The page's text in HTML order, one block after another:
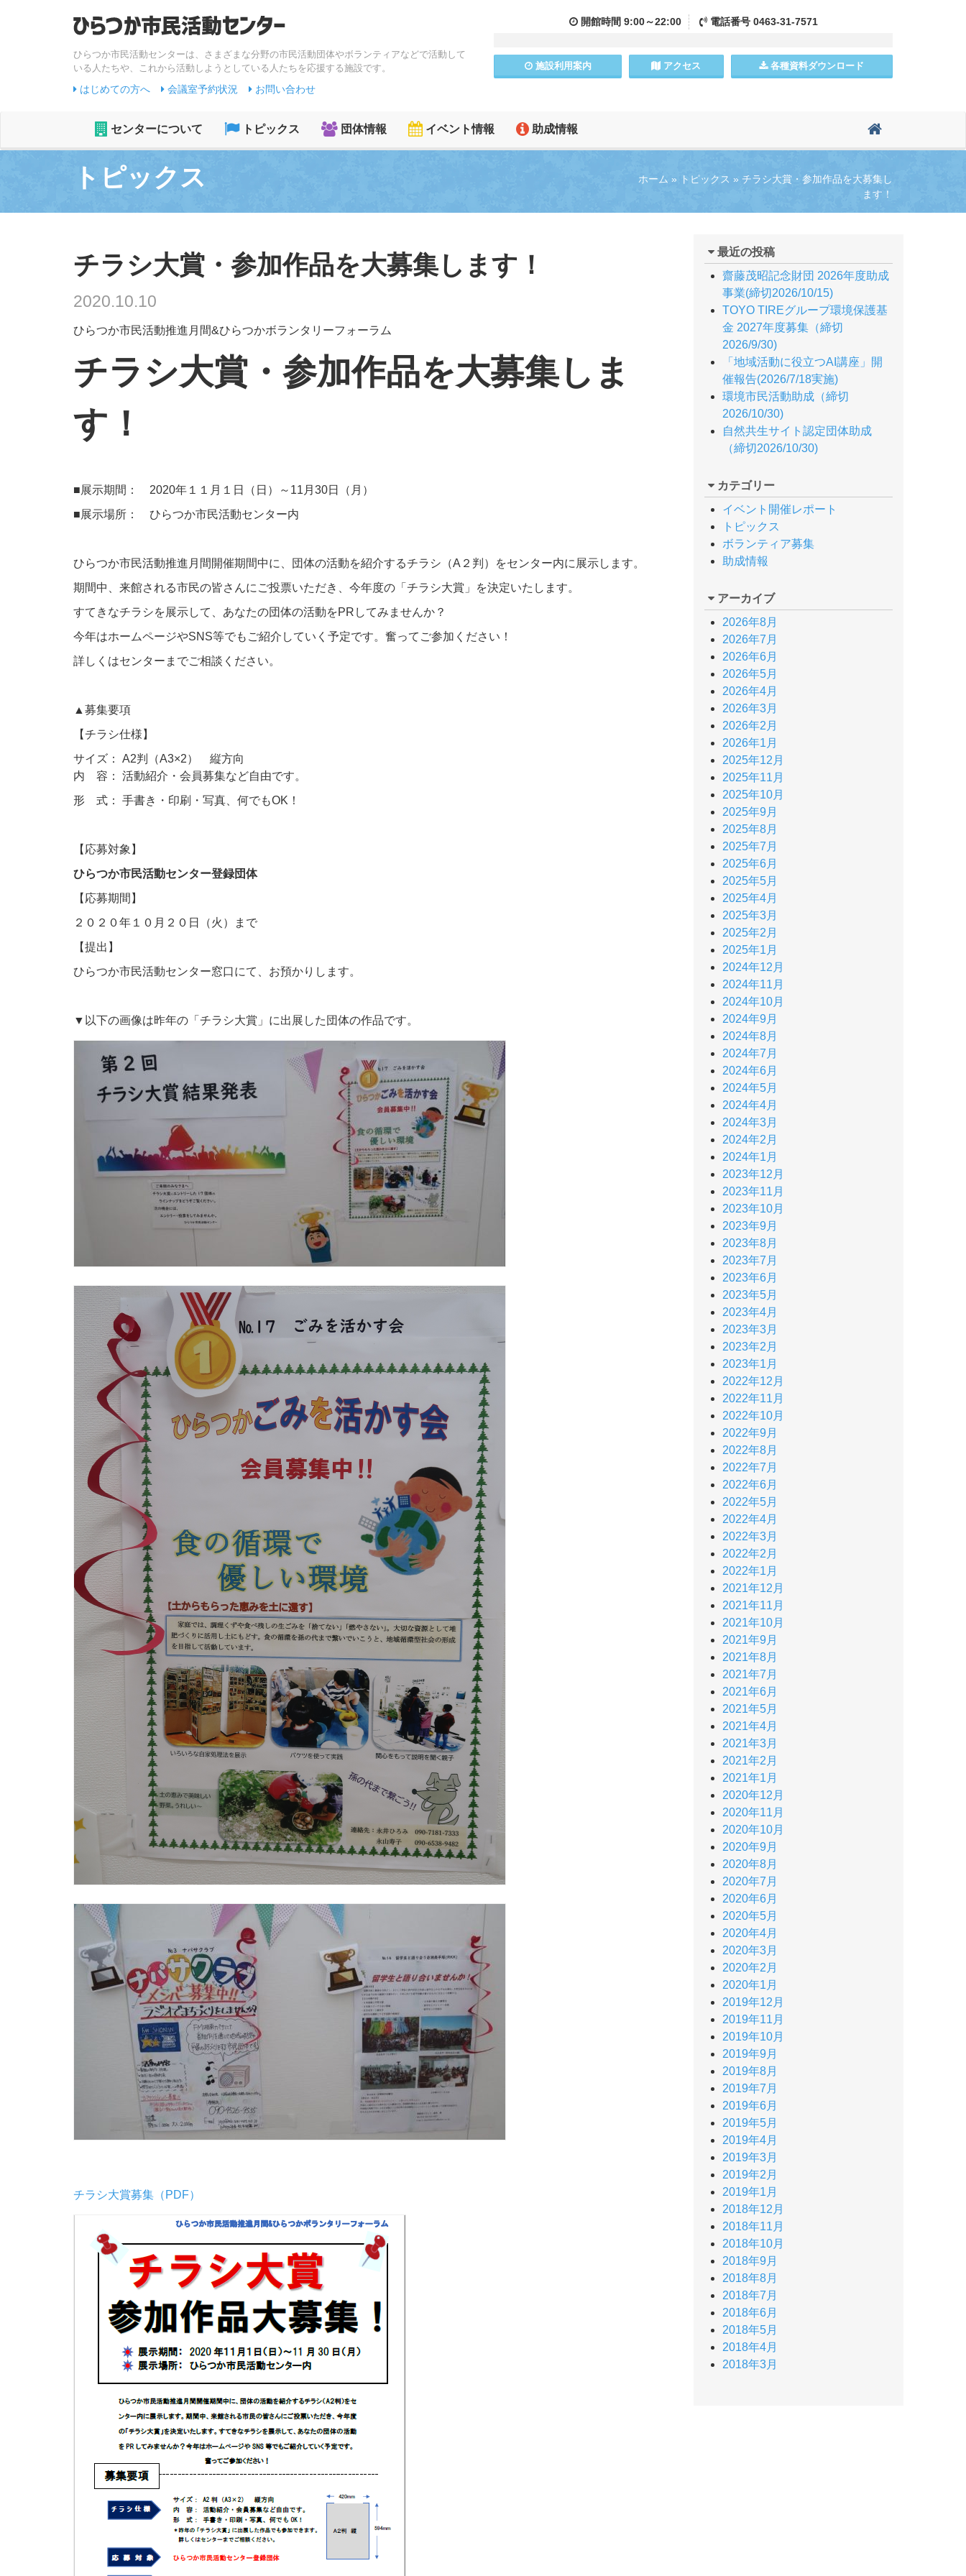
ひらつか市民活動センターは、さまざまな分野の市民活動団体やボランティアなどで活動して
いる人たちや、これから活動しようとしている人たちを応援する施設です。
はじめての方へ 会議室予約状況 お問い合わせ
開館時間 9:00～22:00 電話番号0463-31-7571
施設利用案内 アクセス 各種資料ダウンロード
センターについて トピックス 団体情報 イベント情報 助成情報
ホーム » トピックス » チラシ大賞・参加作品を大募集し
ます！
トピックス
チラシ大賞・参加作品を大募集します！
2020.10.10
ひらつか市民活動推進月間&ひらつかボランタリーフォーラム
チラシ大賞・参加作品を大募集しま
す！
■展示期間： 2020年１１月１日（日）～11月30日（月）
■展示場所： ひらつか市民活動センター内
ひらつか市民活動推進月間開催期間中に、団体の活動を紹介するチラシ（A２判）をセンター内に展示します。
期間中、来館される市民の皆さんにご投票いただき、今年度の「チラシ大賞」を決定いたします。
すてきなチラシを展示して、あなたの団体の活動をPRしてみませんか？
今年はホームページやSNS等でもご紹介していく予定です。奮ってご参加ください！
詳しくはセンターまでご相談ください。
▲募集要項
【チラシ仕様】
サイズ： A2判（A3×2） 縦方向
内 容： 活動紹介・会員募集など自由です。
形 式： 手書き・印刷・写真、何でもOK！
【応募対象】
ひらつか市民活動センター登録団体
【応募期間】
２０２０年１０月２０日（火）まで
【提出】
ひらつか市民活動センター窓口にて、お預かりします。
▼以下の画像は昨年の「チラシ大賞」に出展した団体の作品です。
チラシ大賞募集（PDF）
最近の投稿
齋藤茂昭記念財団 2026年度助成
事業(締切2026/10/15)
TOYO TIREグループ環境保護基
金 2027年度募集（締切
2026/9/30)
「地域活動に役立つAI講座」開
催報告(2026/7/18実施)
環境市民活動助成（締切
2026/10/30)
自然共生サイト認定団体助成
（締切2026/10/30)
カテゴリー
イベント開催レポート
トピックス
ボランティア募集
助成情報
アーカイブ
2026年8月
2026年7月
2026年6月
2026年5月
2026年4月
2026年3月
2026年2月
2026年1月
2025年12月
2025年11月
2025年10月
2025年9月
2025年8月
2025年7月
2025年6月
2025年5月
2025年4月
2025年3月
2025年2月
2025年1月
2024年12月
2024年11月
2024年10月
2024年9月
2024年8月
2024年7月
2024年6月
2024年5月
2024年4月
2024年3月
2024年2月
2024年1月
2023年12月
2023年11月
2023年10月
2023年9月
2023年8月
2023年7月
2023年6月
2023年5月
2023年4月
2023年3月
2023年2月
2023年1月
2022年12月
2022年11月
2022年10月
2022年9月
2022年8月
2022年7月
2022年6月
2022年5月
2022年4月
2022年3月
2022年2月
2022年1月
2021年12月
2021年11月
2021年10月
2021年9月
2021年8月
2021年7月
2021年6月
2021年5月
2021年4月
2021年3月
2021年2月
2021年1月
2020年12月
2020年11月
2020年10月
2020年9月
2020年8月
2020年7月
2020年6月
2020年5月
2020年4月
2020年3月
2020年2月
2020年1月
2019年12月
2019年11月
2019年10月
2019年9月
2019年8月
2019年7月
2019年6月
2019年5月
2019年4月
2019年3月
2019年2月
2019年1月
2018年12月
2018年11月
2018年10月
2018年9月
2018年8月
2018年7月
2018年6月
2018年5月
2018年4月
2018年3月